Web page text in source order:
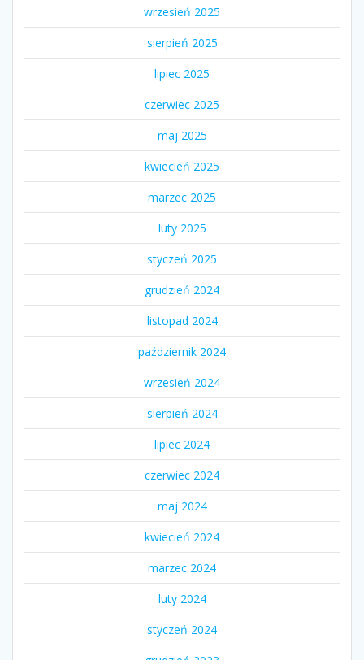
wrzesień 2025
sierpień 2025
lipiec 2025
czerwiec 2025
maj 2025
kwiecień 2025
marzec 2025
luty 2025
styczeń 2025
grudzień 2024
listopad 2024
październik 2024
wrzesień 2024
sierpień 2024
lipiec 2024
czerwiec 2024
maj 2024
kwiecień 2024
marzec 2024
luty 2024
styczeń 2024